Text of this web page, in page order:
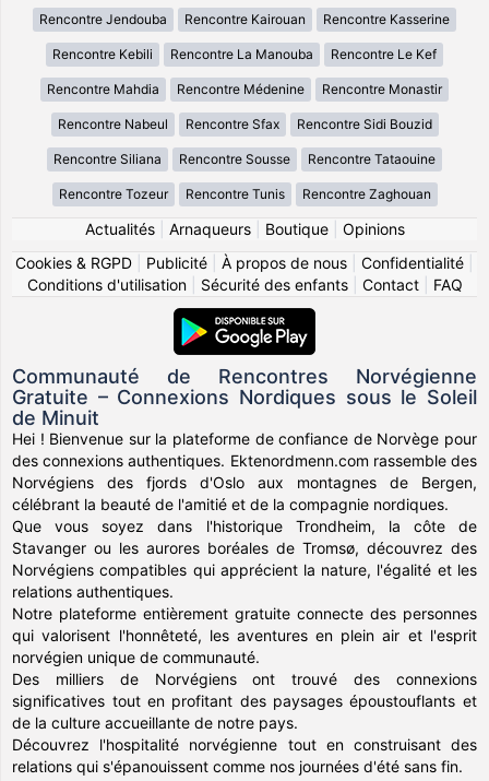
Rencontre Jendouba Rencontre Kairouan Rencontre Kasserine
Rencontre Kebili Rencontre La Manouba Rencontre Le Kef
Rencontre Mahdia Rencontre Médenine Rencontre Monastir
Rencontre Nabeul Rencontre Sfax Rencontre Sidi Bouzid
Rencontre Siliana Rencontre Sousse Rencontre Tataouine
Rencontre Tozeur Rencontre Tunis Rencontre Zaghouan
Actualités| Arnaqueurs| Boutique| Opinions
Cookies & RGPD
Publicité À propos de nous Confidentialité
Conditions d'utilisation| Sécurité des enfants| Contact| FAQ
Communauté de Rencontres Norvégienne
Gratuite – Connexions Nordiques sous le Soleil
de Minuit
Hei ! Bienvenue sur la plateforme de confiance de Norvège pour
des connexions authentiques. Ektenordmenn.com rassemble des
Norvégiens des fjords d'Oslo aux montagnes de Bergen,
célébrant la beauté de l'amitié et de la compagnie nordiques.
Que vous soyez dans l'historique Trondheim, la côte de
Stavanger ou les aurores boréales de Tromsø, découvrez des
Norvégiens compatibles qui apprécient la nature, l'égalité et les
relations authentiques.
Notre plateforme entièrement gratuite connecte des personnes
qui valorisent l'honnêteté, les aventures en plein air et l'esprit
norvégien unique de communauté.
Des milliers de Norvégiens ont trouvé des connexions
significatives tout en profitant des paysages époustouflants et
de la culture accueillante de notre pays.
Découvrez l'hospitalité norvégienne tout en construisant des
relations qui s'épanouissent comme nos journées d'été sans fin.